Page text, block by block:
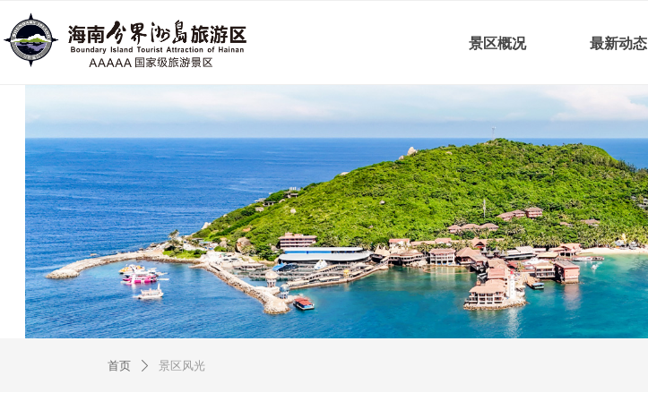
景区概况 最新动态
首页 ꄲ 景区风光